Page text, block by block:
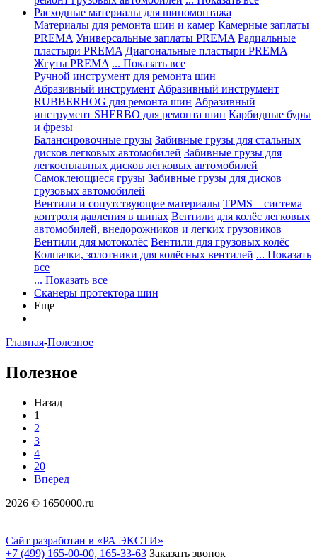
Расходные материалы для шиномонтажа
Материалы для ремонта шин и камер Камерные заплаты
PREMA Универсальные заплаты PREMA Радиальные
пластыри PREMA Диагональные пластыри PREMA
Жгуты PREMA ... Показать все
Ручной инструмент для ремонта шин
Абразивный инструмент Абразивный инструмент
RUBBERHOG для ремонта шин Абразивный
инструмент SHERBO для ремонта шин Карбидные буры
и фрезы
Балансировочные грузы Забивные грузы для стальных
дисков легковых автомобилей Забивные грузы для
легкосплавных дисков легковых автомобилей
Самоклеющиеся грузы Забивные грузы для дисков
грузовых автомобилей
Вентили и сопутствующие материалы TPMS – система
контроля давления в шинах Вентили для колёс легковых
автомобилей, внедорожников и легких грузовиков
Вентили для мотоколёс Вентили для грузовых колёс
Колпачки, золотники для колёсных вентилей ... Показать
все
... Показать все
Сканеры протектора шин
Еще
Главная-Полезное
Полезное
Назад
1
2
3
4
20
Вперед
2026 © 1650000.ru
Сайт разработан в «РА ЭКСТИ»
+7 (499) 165-00-00, 165-33-63 Заказать звонок